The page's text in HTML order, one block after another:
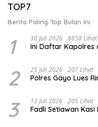
TOP7
Berita Paling Top Bulan Ini
1 30 Juli 2026 8858 Lihat
Ini Daftar Kapolres
2 25 Juli 2026 207 Lihat
Polres Gayo Lues
3 13 Juli 2026 205 Lihat
Fadli Setiawan